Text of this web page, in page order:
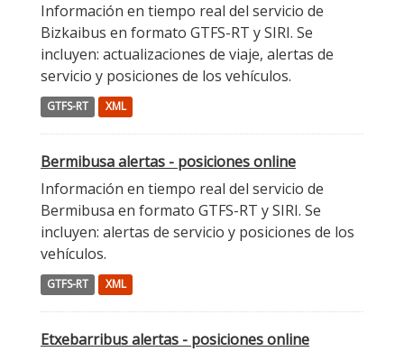
Información en tiempo real del servicio de
Bizkaibus en formato GTFS-RT y SIRI. Se
incluyen: actualizaciones de viaje, alertas de
servicio y posiciones de los vehículos.
GTFS-RT XML
Bermibusa alertas - posiciones online
Información en tiempo real del servicio de
Bermibusa en formato GTFS-RT y SIRI. Se
incluyen: alertas de servicio y posiciones de los
vehículos.
GTFS-RT XML
Etxebarribus alertas - posiciones online